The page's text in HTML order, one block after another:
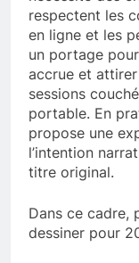
respectent les
en ligne et les
un portage
accrue et
sessions
portable. En
propose une
l’intention
titre original.
Dans ce cadre,
dessiner pour